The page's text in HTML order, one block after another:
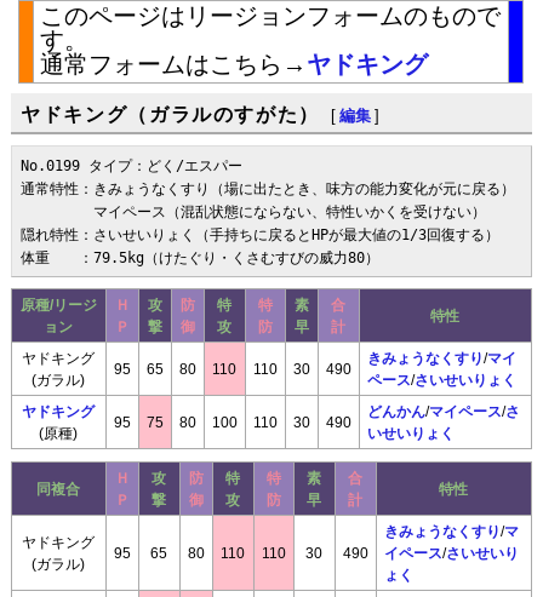
このページはリージョンフォームのもので
す。
通常フォームはこちら→ ヤドキング
ヤドキング（ガラルのすがた） [ 編集 ]
No.0199 タイプ：どく/エスパー
通常特性：きみょうなくすり（場に出たとき、味方の能力変化が元に戻る）
マイペース（混乱状態にならない、特性いかくを受けない）
隠れ特性：さいせいりょく（手持ちに戻るとHPが最大値の1/3回復する）
体重　　：79.5kg（けたぐり・くさむすびの威力80）
原種/リージ
ョン
Ｈ
Ｐ
攻
撃
防
御
特
攻
特
防
素
早
合
計
特性
ヤドキング
(ガラル)
95 65 80 110 110 30 490
きみょうなくすり/マイ
ペース/さいせいりょく
ヤドキング
(原種)
95 75 80 100 110 30 490
どんかん/マイペース/さ
いせいりょく
同複合
Ｈ
Ｐ
攻
撃
防
御
特
攻
特
防
素
早
合
計
特性
ヤドキング
(ガラル)
95 65 80 110 110 30 490
きみょうなくすり/マ
イペース/さいせいり
ょく